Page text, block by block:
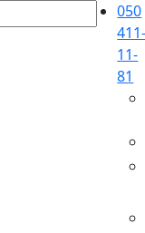
050
11-
81